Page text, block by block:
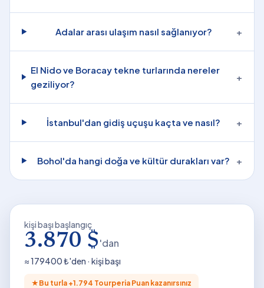
Adalar arası ulaşım nasıl sağlanıyor? +
El Nido ve Boracay tekne turlarında nereler
geziliyor?
+
İstanbul'dan gidiş uçuşu kaçta ve nasıl? +
Bohol'da hangi doğa ve kültür durakları var? +
kişi başı başlangıç
3.870 $'dan
≈179400₺'den · kişi başı
★ Bu turla +1.794 Tourperia Puan kazanırsınız